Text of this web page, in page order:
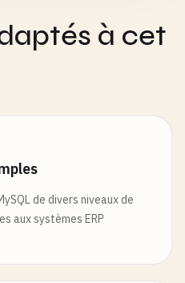
à cet
de divers niveaux de
aux systèmes ERP